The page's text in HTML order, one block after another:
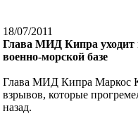
18/07/2011
Глава МИД Кипра уходит
военно-морской базе
Глава МИД Кипра Маркос
взрывов, которые
назад.